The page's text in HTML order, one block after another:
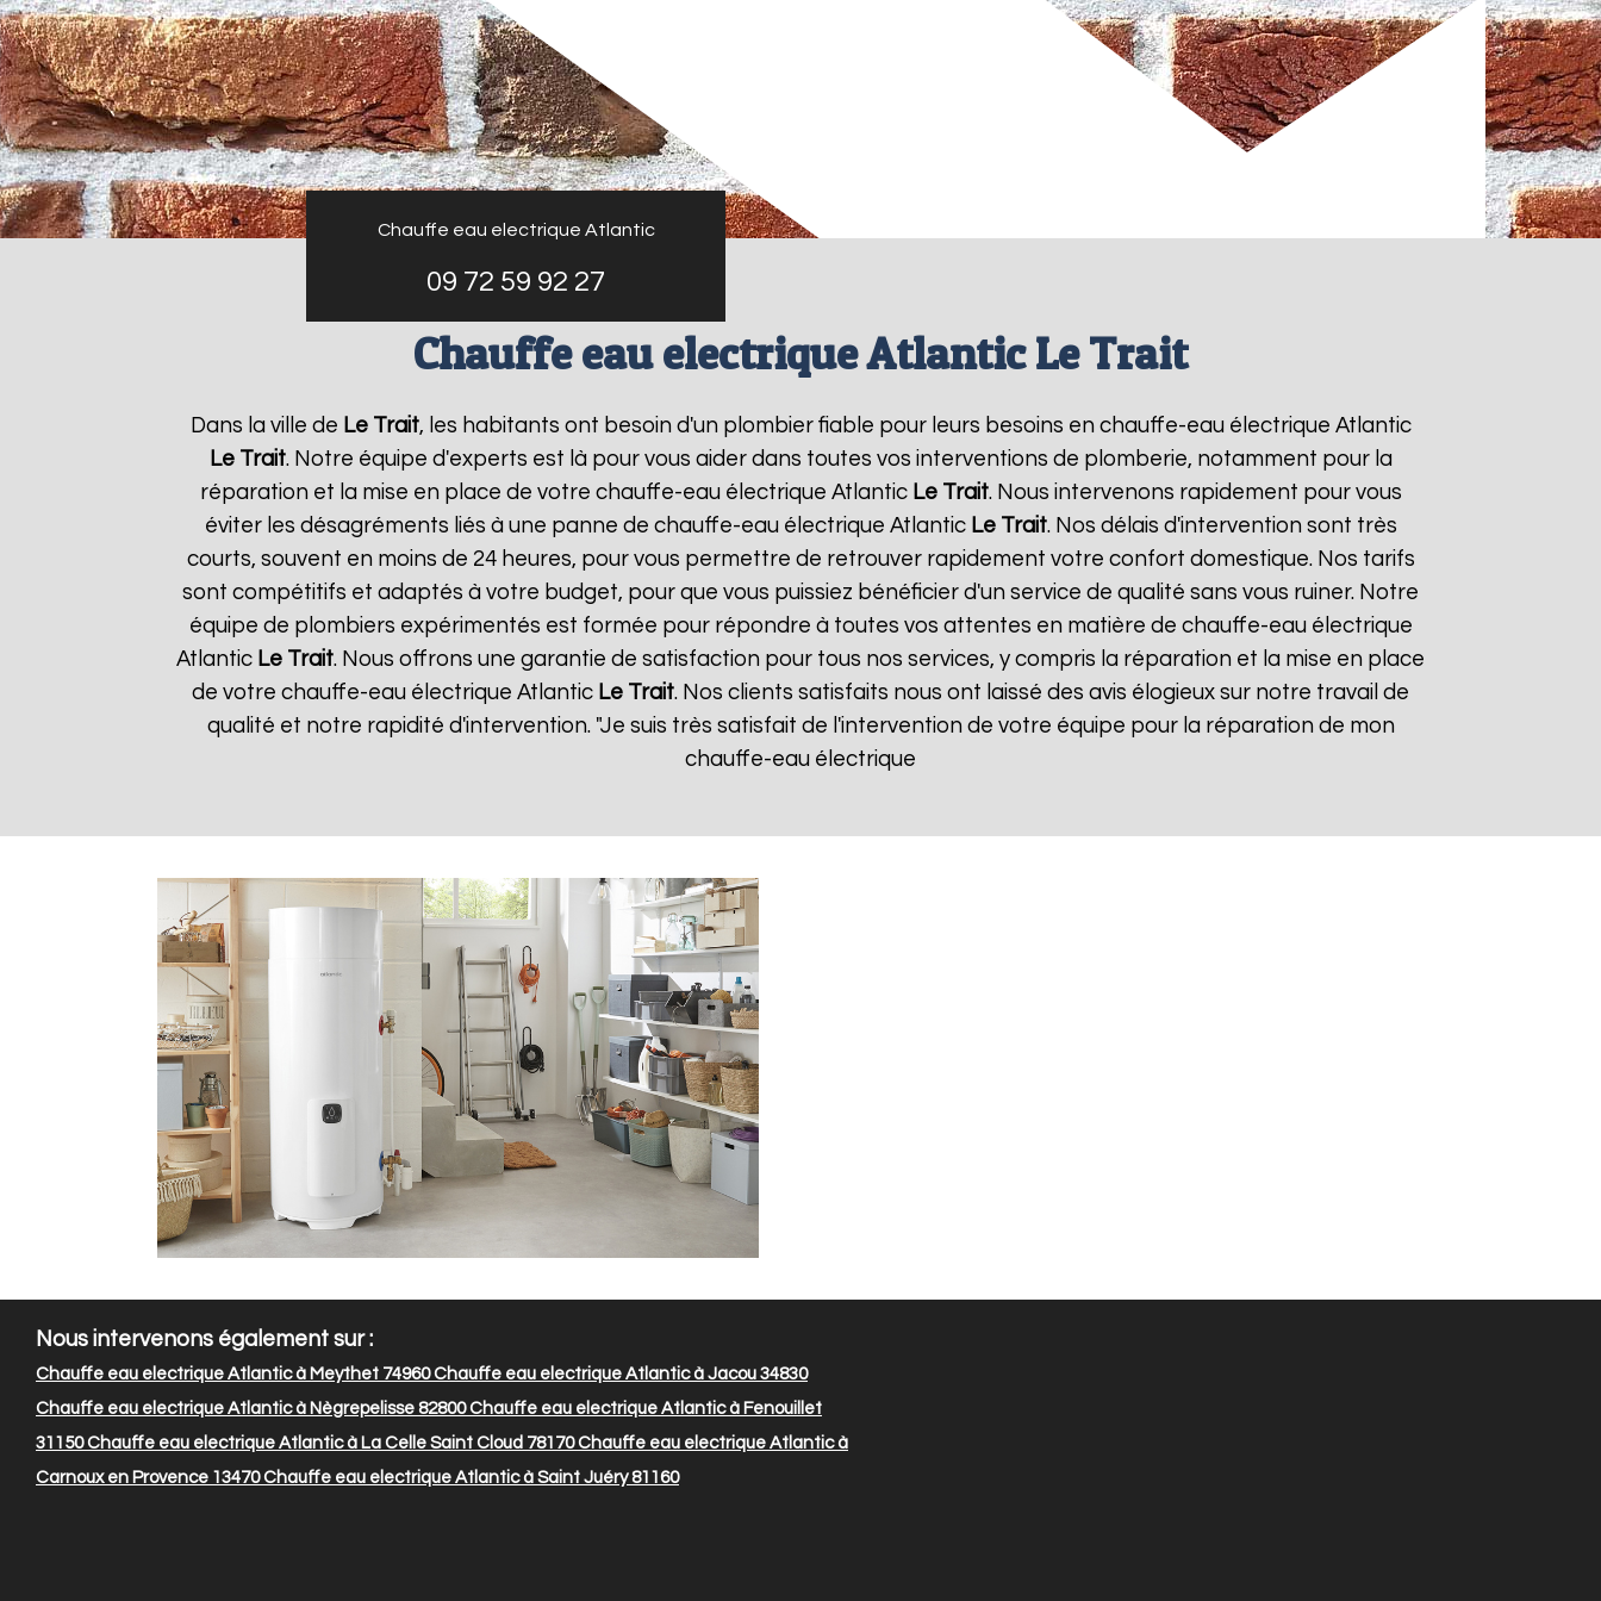
Chauffe eau electrique Atlantic
09 72 59 92 27
Chauffe eau electrique Atlantic Le Trait
Dans la ville de Le Trait, les habitants ont besoin d'un plombier fiable pour leurs besoins en chauffe-eau électrique Atlantic
Le Trait. Notre équipe d'experts est là pour vous aider dans toutes vos interventions de plomberie, notamment pour la
réparation et la mise en place de votre chauffe-eau électrique Atlantic Le Trait. Nous intervenons rapidement pour vous
éviter les désagréments liés à une panne de chauffe-eau électrique Atlantic Le Trait. Nos délais d'intervention sont très
courts, souvent en moins de 24 heures, pour vous permettre de retrouver rapidement votre confort domestique. Nos tarifs
sont compétitifs et adaptés à votre budget, pour que vous puissiez bénéficier d'un service de qualité sans vous ruiner. Notre
équipe de plombiers expérimentés est formée pour répondre à toutes vos attentes en matière de chauffe-eau électrique
Atlantic Le Trait. Nous offrons une garantie de satisfaction pour tous nos services, y compris la réparation et la mise en place
de votre chauffe-eau électrique Atlantic Le Trait. Nos clients satisfaits nous ont laissé des avis élogieux sur notre travail de
qualité et notre rapidité d'intervention. "Je suis très satisfait de l'intervention de votre équipe pour la réparation de mon
chauffe-eau électrique
Nous intervenons également sur :
Chauffe eau electrique Atlantic à Meythet 74960Chauffe eau electrique Atlantic à Jacou 34830
Chauffe eau electrique Atlantic à Nègrepelisse 82800Chauffe eau electrique Atlantic à Fenouillet
31150Chauffe eau electrique Atlantic à La Celle Saint Cloud 78170Chauffe eau electrique Atlantic à
Carnoux en Provence 13470Chauffe eau electrique Atlantic à Saint Juéry 81160